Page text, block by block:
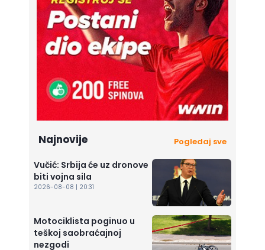
Najnovije Pogledaj sve
Vučić: Srbija će uz dronove
biti vojna sila
2026-08-08 | 20:31
Motociklista poginuo u
teškoj saobraćajnoj
nezgodi